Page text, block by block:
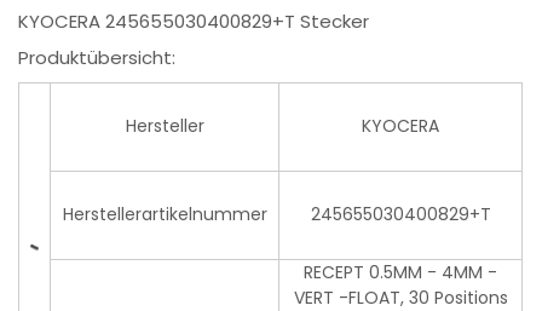
KYOCERA 245655030400829+T Stecker
Produktübersicht:
Hersteller KYOCERA
Herstellerartikelnummer 245655030400829+T
RECEPT 0.5MM - 4MM -
VERT -FLOAT, 30 Positions